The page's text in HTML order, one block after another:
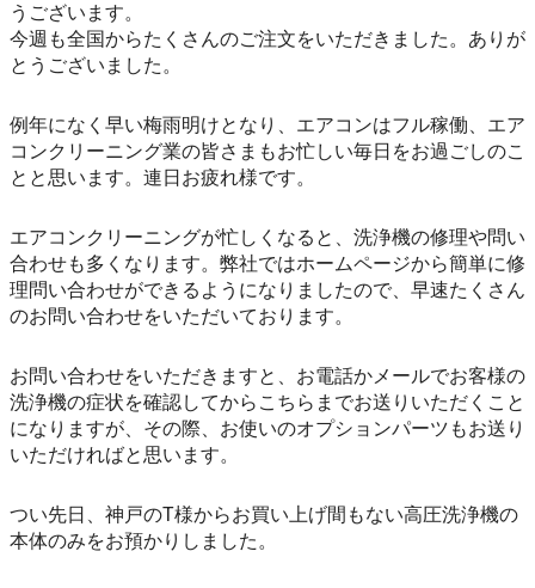
うございます。
今週も全国からたくさんのご注文をいただきました。ありが
とうございました。
例年になく早い梅雨明けとなり、エアコンはフル稼働、エア
コンクリーニング業の皆さまもお忙しい毎日をお過ごしのこ
とと思います。連日お疲れ様です。
エアコンクリーニングが忙しくなると、洗浄機の修理や問い
合わせも多くなります。弊社ではホームページから簡単に修
理問い合わせができるようになりましたので、早速たくさん
のお問い合わせをいただいております。
お問い合わせをいただきますと、お電話かメールでお客様の
洗浄機の症状を確認してからこちらまでお送りいただくこと
になりますが、その際、お使いのオプションパーツもお送り
いただければと思います。
つい先日、神戸のT様からお買い上げ間もない高圧洗浄機の
本体のみをお預かりしました。